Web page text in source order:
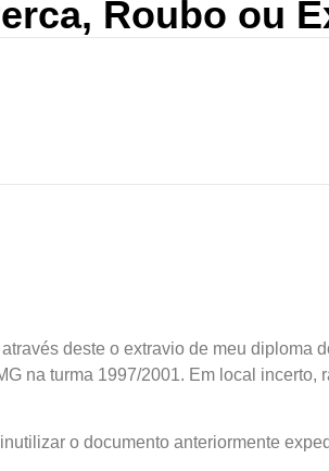
Roubo ou
deste o extravio de meu diploma
na turma 1997/2001. Em local incerto,
o documento anteriormente